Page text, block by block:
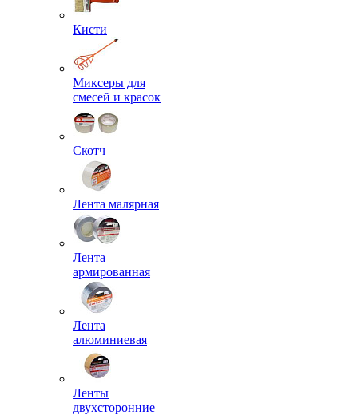
Кисти
Миксеры для
смесей и красок
Скотч
Лента малярная
Лента
армированная
Лента
алюминиевая
Ленты
двухсторонние